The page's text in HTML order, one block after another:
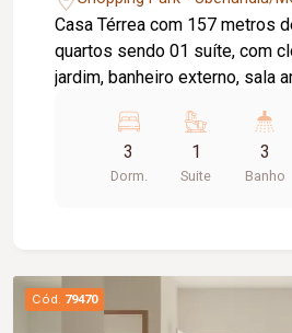
Casa Térrea com 157 metros
quartos sendo 01 suíte, com closet e
jardim, banheiro externo, sala
piscina de 5 metros pronta
03 vagas de garagem. Lavanderia e depósito,
acabamento fino, com
em todos os banheiros e
3
Dorm.
1
Suite
3
Banho
Cód. 79470